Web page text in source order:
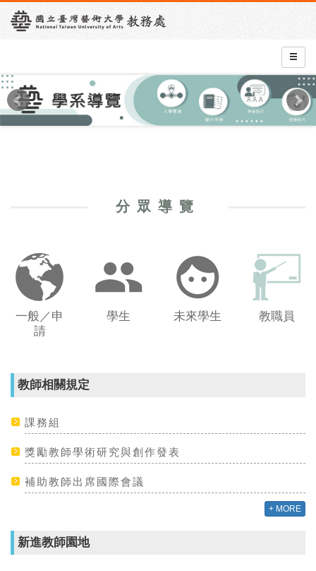
分眾導覽
一般／申
請
學生 未來學生 教職員
教師相關規定
課務組
獎勵教師學術研究與創作發表
補助教師出席國際會議
+ MORE
新進教師園地